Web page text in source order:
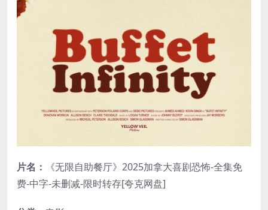
片名：
《无限自助餐厅》2025加拿大喜剧恐怖-全集免
费-中字-未删减-限时转存[夸克网盘]